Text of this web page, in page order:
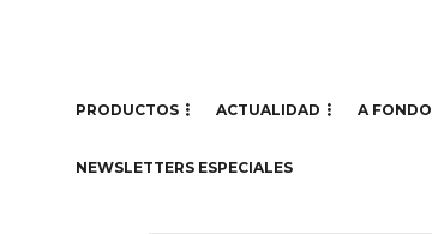
PRODUCTOS ACTUALIDAD A FONDO
NEWSLETTERS ESPECIALES